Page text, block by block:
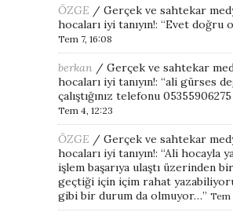
ÖZGE / Gerçek ve sahtekar
hocaları iyi tanıyın!: “Evet doğru o
Tem 7, 16:08
berkan / Gerçek ve sahtekar
hocaları iyi tanıyın!: “ali gürses
çalıştığınız telefonu
Tem 4, 12:23
ÖZGE / Gerçek ve sahtekar
hocaları iyi tanıyın!: “Ali hocayla
işlem başarıya ulaştı üzerinden
geçtiği için içim rahat
gibi bir durum da olmuyor…” Tem